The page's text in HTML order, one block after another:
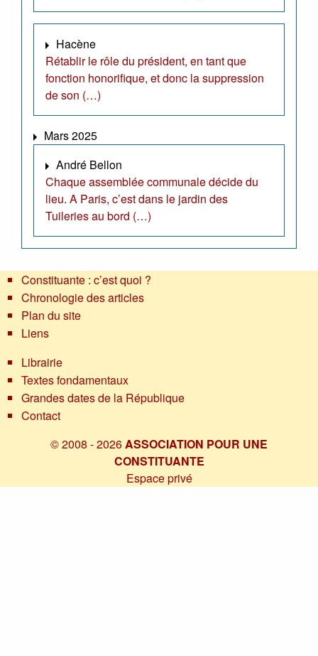
Hacène
Rétablir le rôle du président, en tant que
fonction honorifique, et donc la suppression
de son (…)
Mars 2025
André Bellon
Chaque assemblée communale décide du
lieu. A Paris, c’est dans le jardin des
Tuileries au bord (…)
Constituante : c’est quoi ?
Chronologie des articles
Plan du site
Liens
Librairie
Textes fondamentaux
Grandes dates de la République
Contact
© 2008 - 2026ASSOCIATION POUR UNE
CONSTITUANTE
Espace privé